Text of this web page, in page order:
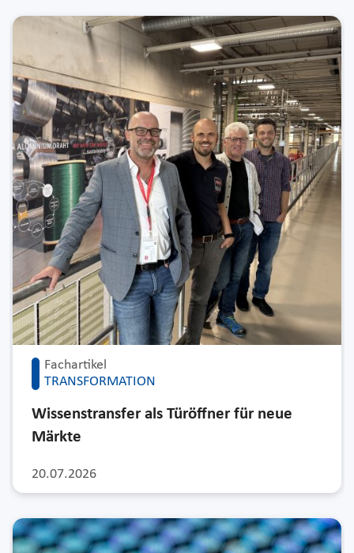
Fachartikel
TRANSFORMATION
20.07.2026
Wissenstransfer als Türöffner für neue
Märkte